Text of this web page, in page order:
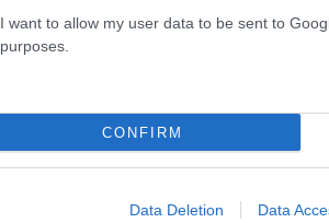
I want to allow my user data to be sent to
purposes.
CONFIRM
Data Deletion Data